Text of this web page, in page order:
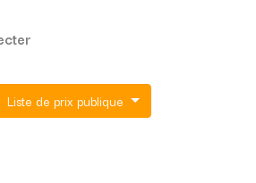
Liste de prix publique